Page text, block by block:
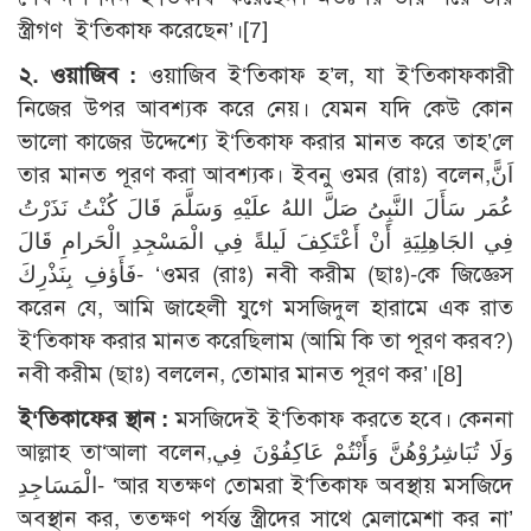
স্ত্রীগণ ই‘তিকাফ করেছেন’।[7]
২. ওয়াজিব: ওয়াজিব ই‘তিকাফ হ’ল, যা ই‘তিকাফকারী
নিজের উপর আবশ্যক করে নেয়। যেমন যদি কেউ কোন
ভালো কাজের উদ্দেশ্যে ই‘তিকাফ করার মানত করে তাহ’লে
তার মানত পূরণ করা আবশ্যক। ইবনু ওমর (রাঃ) বলেন,اَنًّ
عُمَر سَأَلَ النَّبِىُ صَلَّ اللهُ علَيْهِ وَسَلَّمَ قَالَ كُنْتُ نَذَرْتُ
فِي الجَاهِلِيَةِ أَنْ أَعْتَكِفَ لَيلةً فِي الْمَسْجِدِ الْحَرامِ قَالَ
فَأَؤفِ بِنَذْرِكَ- ‘ওমর (রাঃ) নবী করীম (ছাঃ)-কে জিজ্ঞেস
করেন যে, আমি জাহেলী যুগে মসজিদুল হারামে এক রাত
ই‘তিকাফ করার মানত করেছিলাম (আমি কি তা পূরণ করব?)
নবী করীম (ছাঃ) বললেন, তোমার মানত পূরণ কর’।[8]
ই‘তিকাফের স্থান :মসজিদেই ই‘তিকাফ করতে হবে। কেননা
আল্লাহ তা‘আলা বলেন,وَلَا تُبَاشِرُوْهُنَّ وَأَنْتُمْ عَاكِفُوْنَ فِي
الْمَسَاجِدِ- ‘আর যতক্ষণ তোমরা ই‘তিকাফ অবস্থায় মসজিদে
অবস্থান কর, ততক্ষণ পর্যন্ত স্ত্রীদের সাথে মেলামেশা কর না’